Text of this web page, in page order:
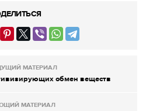
МАТЕРИАЛ
обмен веществ
МАТЕРИАЛ